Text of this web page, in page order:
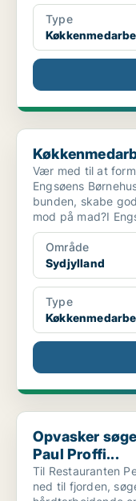
Type
Køkkenmedarbejder
Vær med til at
Engsøens
bunden, skabe
mod på mad?I
Område
Sydjylland
Type
Opvasker søges til
Opvasker
Paul Proffi...
Til Restauranten
ned til fjorden,